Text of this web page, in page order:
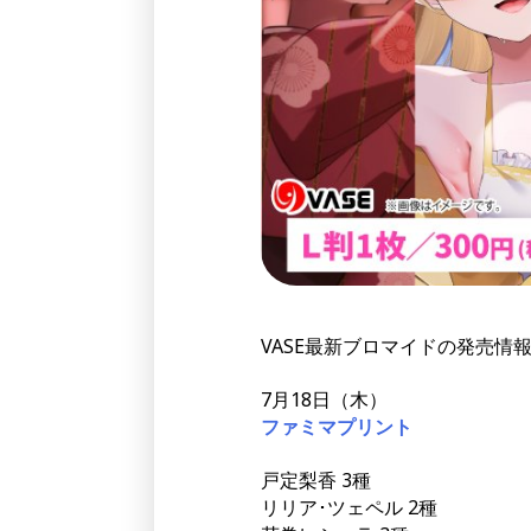
VASE最新ブロマイドの発売情
7月18日（木）
ファミマプリント
戸定梨香 3種
リリア･ツェペル 2種